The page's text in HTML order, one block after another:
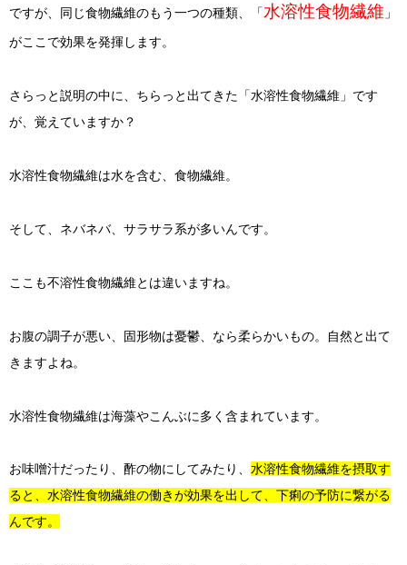
ですが、同じ食物繊維のもう一つの種類、「水溶性食物繊維 」
がここで効果を発揮します。
さらっと説明の中に、ちらっと出てきた「水溶性食物繊維」です
が、覚えていますか？
水溶性食物繊維は水を含む、食物繊維。
そして、ネバネバ、サラサラ系が多いんです。
ここも不溶性食物繊維とは違いますね。
お腹の調子が悪い、固形物は憂鬱、なら柔らかいもの。自然と出て
きますよね。
水溶性食物繊維は海藻やこんぶに多く含まれています。
お味噌汁だったり、酢の物にしてみたり、 水溶性食物繊維を摂取す
ると、水溶性食物繊維の働きが効果を出して、下痢の予防に繋がる
んです。